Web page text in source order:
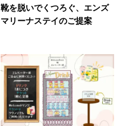
靴を脱いでくつろぐ、エンズ
マリーナステイのご提案